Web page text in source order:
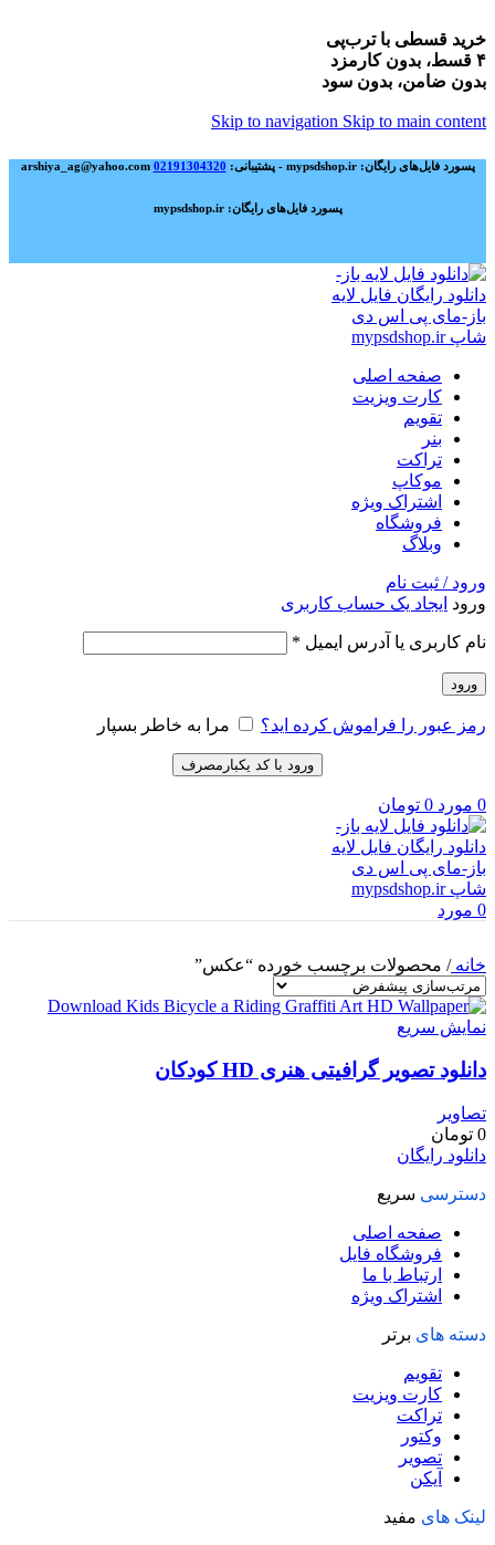
خرید قسطی با ترب‌پی
۴ قسط، بدون کارمزد
بدون ضامن، بدون سود
Skip to navigation Skip to main content
پسورد فایل‌های رایگان: mypsdshop.ir - پشتیبانی: arshiya_ag@yahoo.com 02191304320
پسورد فایل‌های رایگان: mypsdshop.ir
صفحه اصلی
کارت ویزیت
تقویم
بنر
تراکت
موکاپ
اشتراک ویژه
فروشگاه
وبلاگ
ورود / ثبت نام
ورود ایجاد یک حساب کاربری
نام کاربری یا آدرس ایمیل *
ورود
رمز عبور را فراموش کرده اید؟ مرا به خاطر بسپار
ورود با کد یکبارمصرف
0 مورد 0 تومان
0 مورد
خانه/ محصولات برچسب خورده “عکس”
نمایش سریع
دانلود تصویر گرافیتی هنری HD کودکان
تصاویر
0 تومان
دانلود رایگان
دسترسی سریع
صفحه اصلی
فروشگاه فایل
ارتباط با ما
اشتراک ویژه
دسته های برتر
تقویم
کارت ویزیت
تراکت
وکتور
تصویر
آیکن
لینک های مفید